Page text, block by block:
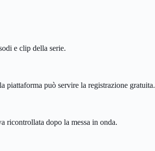
e clip della serie.
piattaforma può servire la registrazione gratuita.
ricontrollata dopo la messa in onda.